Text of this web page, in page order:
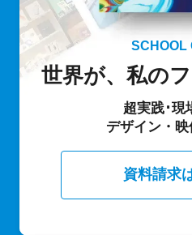
SCHOOL
世界が、私の
超実践･現
デザイン・
資料請求